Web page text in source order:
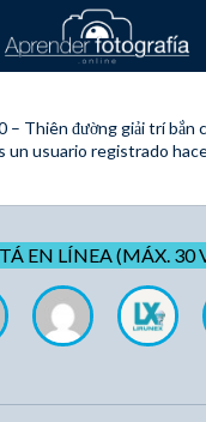
– Thiên đường giải trí bắn
un usuario registrado
EN LÍNEA (MÁX. 30